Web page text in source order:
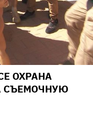
ОХРАНА
СЪЕМОЧНУЮ